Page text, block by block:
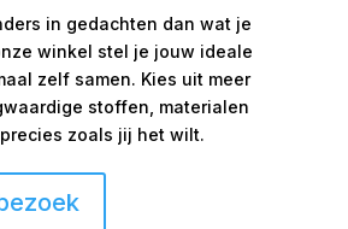
in gedachten dan wat je
winkel stel je jouw ideale
zelf samen. Kies uit meer
stoffen, materialen
zoals jij het wilt.